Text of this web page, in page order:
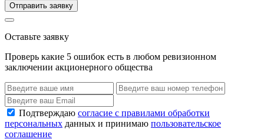
Отправить заявку
Оставьте заявку
Проверь какие 5 ошибок есть в любом ревизионном
заключении акционерного общества
Подтверждаю согласие с правилами обработки
персональных данных и принимаю пользовательское
соглашение